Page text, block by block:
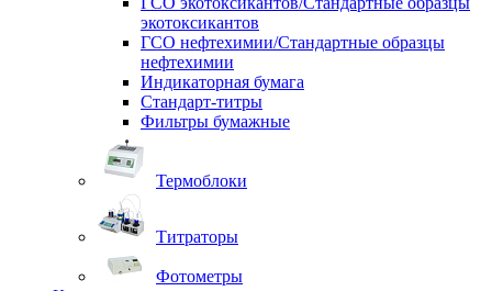
экотоксикантов
ГСО нефтехимии/Стандартные образцы
нефтехимии
Индикаторная бумага
Стандарт-титры
Фильтры бумажные
Термоблоки
Титраторы
Фотометры